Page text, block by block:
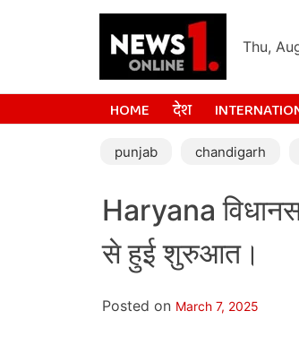
Thu,
HOME देश
punjab chandigarh
Haryana
से हुई शुरुआत।
Posted on March 7, 2025